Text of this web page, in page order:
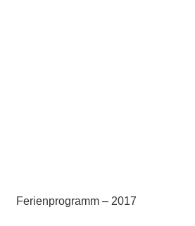
Ferienprogramm – 2017